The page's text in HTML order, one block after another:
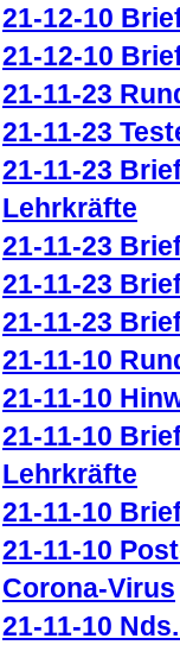
21-12-10
21-12-10
21-11-23
21-11-23
21-11-23
Lehrkräfte
21-11-23
21-11-23
21-11-23
21-11-10
21-11-10
21-11-10
Lehrkräfte
21-11-10
21-11-10
Corona-Virus
21-11-10